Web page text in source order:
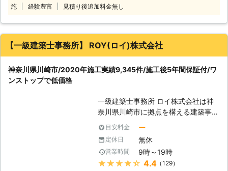
多くの加盟店と提携していますので、
経験と実績が豊富だから、これまでに
除・予防を行います。 技術があるか
ら、施工に必要な時間も短縮。そし
て、常にお客様目線での作業を心掛け
やマンションなどの貨物物件などに出
現したシロアリの駆除、防除も対応し
ております。アリみたいな虫がいたけ
る…一回見積もりだけでもしてもらい
たい。ささいなことでも一度シロアリ
110番にお任せください！ シロアリを
施
経験豊富 見積り後追加料金無し
【一級建築士事務所】 ROY(ロイ)株式会社
神奈川県川崎市/2020年施工実績9,345件/施工後5年間保証付/ワ
ンストップで低価格
一級建築士事務所 ロイ株式会社は神
奈川県川崎市に拠点を構える建築事務
所です。 リフォームを手掛ける傍
ら、害獣や害虫などの駆除作業にも対
応しております。 中でもシロアリ駆
除は、 ①5年間の保証付き ②作業中
に周辺を汚さぬよう養生を徹底！ ③
目安料金 ー
定休日 無休
営業時間 9時～19時
★★★★★ 4.4（129）